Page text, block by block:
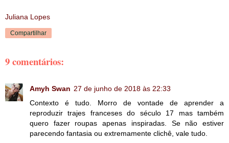
Juliana Lopes
Compartilhar
9 comentários:
Amyh Swan 27 de junho de 2018 às 22:33
Contexto é tudo. Morro de vontade de aprender a
reproduzir trajes franceses do século 17 mas também
quero fazer roupas apenas inspiradas. Se não estiver
parecendo fantasia ou extremamente clichê, vale tudo.